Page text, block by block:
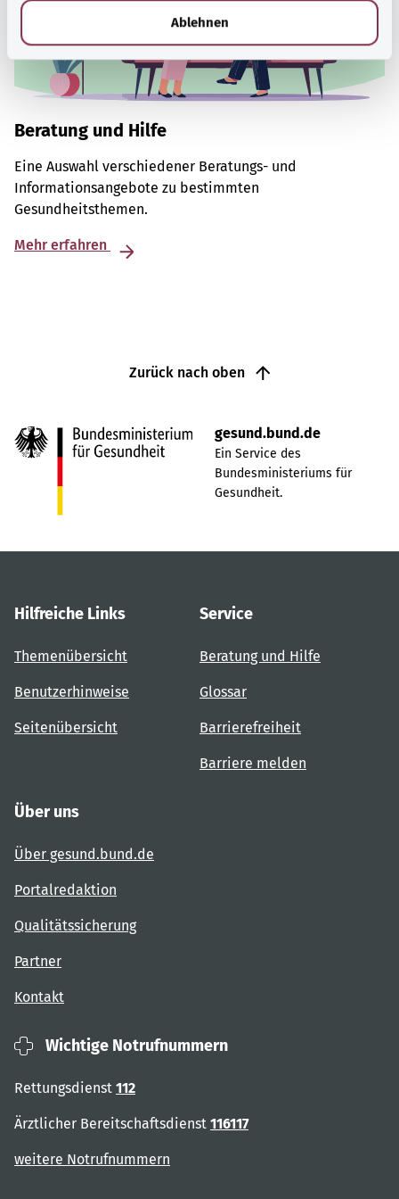
Ablehnen
Beratung und Hilfe
Eine Auswahl verschiedener Beratungs- und
Informationsangebote zu bestimmten
Gesundheitsthemen.
Mehr erfahren
Zurück nach oben
gesund.bund.de
Ein Service des
Bundesministeriums für
Gesundheit.
Hilfreiche Links
Themenübersicht
Benutzerhinweise
Seitenübersicht
Service
Beratung und Hilfe
Glossar
Barrierefreiheit
Barriere melden
Über uns
Über gesund.bund.de
Portalredaktion
Qualitätssicherung
Partner
Kontakt
Wichtige Notrufnummern
Rettungsdienst 112
Ärztlicher Bereitschaftsdienst 116117
weitere Notrufnummern